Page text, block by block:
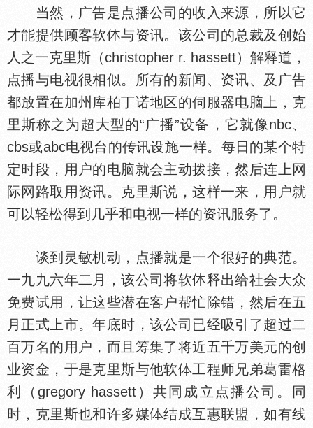
当然，广告是点播公司的收入来源，所以它
才能提供顾客软
与资讯。该公司的总裁及创始
人之一克里斯（christopher r. hassett）解释道，
点播与电视很相似。所有的新闻、资讯、及广告
都放置在加州库柏丁诺地区的伺服器电脑上，克
里斯称之为超大型的“广播”设备，它就像nbc、
cbs或abc电视台的传讯设施一样。每日的某个特
定时段，用户的电脑就会主动拨接，然后连上网
际网路取用资讯。克里斯说，这样一来，用户就
可以轻松得到几乎和电视一样的资讯服务了。
谈到灵敏机动，点播就是一个很好的典范。
一九九六年二月，该公司将软
释出给社会大众
免费试用，让这些潜在客户帮忙除错，然后在五
月正式上市。年底时，该公司已经吸引了超过二
百万名的用户，而且筹集了将近五千万美元的创
业资金，于是克里斯与他软
工程师兄弟葛雷格
利（gregory hassett）共同成立点播公司。同
时，克里斯也和许多媒
结成互惠联盟，如有线